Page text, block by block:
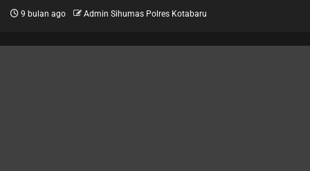
9 bulan ago Admin Sihumas Polres Kotabaru